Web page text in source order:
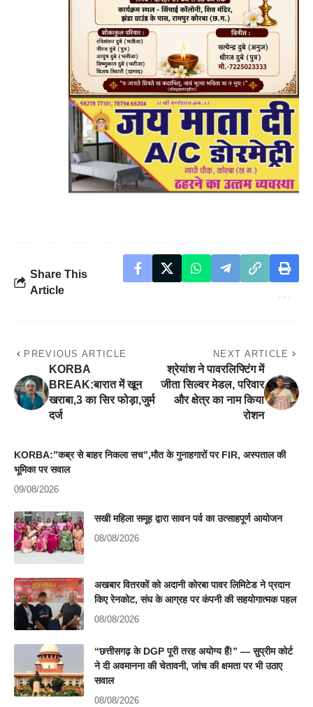
Share This
Article
PREVIOUS ARTICLE
KORBA
BREAK:बारात में खून
खराबा,3 का सिर फोड़ा,जुर्म
दर्ज
NEXT ARTICLE
श्रेयांश ने पावरलिफ्टिंग में
जीता सिल्वर मेडल, परिवार
और क्षेत्र का नाम किया
रोशन
KORBA:”कब्र से बाहर निकला सच”,मौत के गुनाहगारों पर FIR, अस्पताल की
भूमिका पर सवाल
09/08/2026
सखी महिला समूह द्वारा सावन पर्व का उत्साहपूर्ण आयोजन
08/08/2026
अखबार वितरकों को अदानी कोरबा पावर लिमिटेड ने प्रदान
किए रेनकोट, संघ के आग्रह पर कंपनी की सहयोगात्मक पहल
08/08/2026
“छत्तीसगढ़ के DGP पूरी तरह अयोग्य हैं!” — सुप्रीम कोर्ट
ने दी अवमानना की चेतावनी, जांच की क्षमता पर भी उठाए
सवाल
08/08/2026